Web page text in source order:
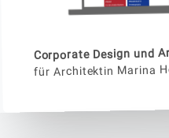
Corporate Design und
für Architektin Marina